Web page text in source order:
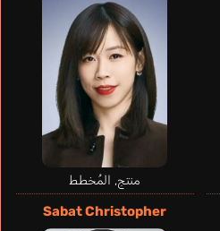
منتج, المُخطط
Sabat Christopher